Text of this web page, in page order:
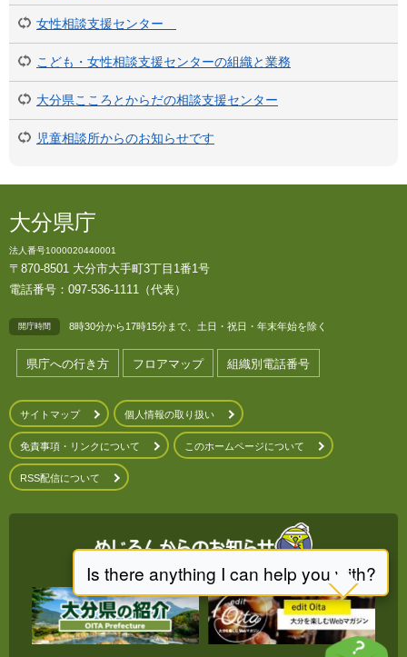
女性相談支援センター
こども・女性相談支援センターの組織と業務
大分県こころとからだの相談支援センター
児童相談所からのお知らせです
大分県庁
法人番号1000020440001
〒870-8501 大分市大手町3丁目1番1号
電話番号：097-536-1111（代表）
開庁時間 8時30分から17時15分まで、土日・祝日・年末年始を除く
県庁への行き方 フロアマップ 組織別電話番号
サイトマップ 個人情報の取り扱い
免責事項・リンクについて このホームページについて
RSS配信について